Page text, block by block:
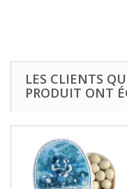
LES CLIENTS
PRODUIT ONT